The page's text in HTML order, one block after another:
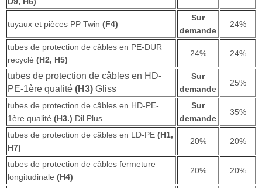
tuyaux et pièces PP Twin (F4)
Sur
demande
24%
tubes de protection de câbles en PE-DUR
recyclé (H2, H5)
24% 24%
tubes de protection de câbles en HD-
PE-1ère qualité (H3) Gliss
Sur
demande
25%
tubes de protection de câbles en HD-PE-
1ère qualité (H3.) Dil Plus
Sur
demande
35%
tubes de protection de câbles en LD-PE (H1,
H7)
20% 20%
tubes de protection de câbles fermeture
longitudinale (H4)
20% 20%